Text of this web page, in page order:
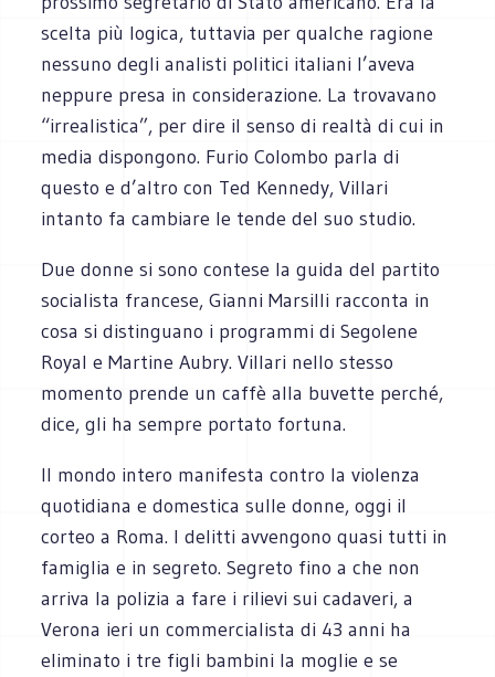
scelta più logica, tuttavia per qualche ragione
nessuno degli analisti politici italiani l’aveva
neppure presa in considerazione. La trovavano
“irrealistica”, per dire il senso di realtà di cui in
media dispongono. Furio Colombo parla di
questo e d’altro con Ted Kennedy, Villari
intanto fa cambiare le tende del suo studio.
Due donne si sono contese la guida del partito
socialista francese, Gianni Marsilli racconta in
cosa si distinguano i programmi di Segolene
Royal e Martine Aubry. Villari nello stesso
momento prende un caffè alla buvette perché,
dice, gli ha sempre portato fortuna.
Il mondo intero manifesta contro la violenza
quotidiana e domestica sulle donne, oggi il
corteo a Roma. I delitti avvengono quasi tutti in
famiglia e in segreto. Segreto fino a che non
arriva la polizia a fare i rilievi sui cadaveri, a
Verona ieri un commercialista di 43 anni ha
eliminato i tre figli bambini la moglie e se